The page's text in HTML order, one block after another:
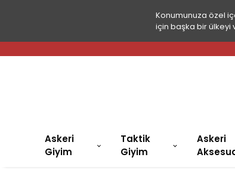
Konumunuza özel
için başka bir ülkeyi
Askeri
Giyim
Taktik
Giyim
Askeri